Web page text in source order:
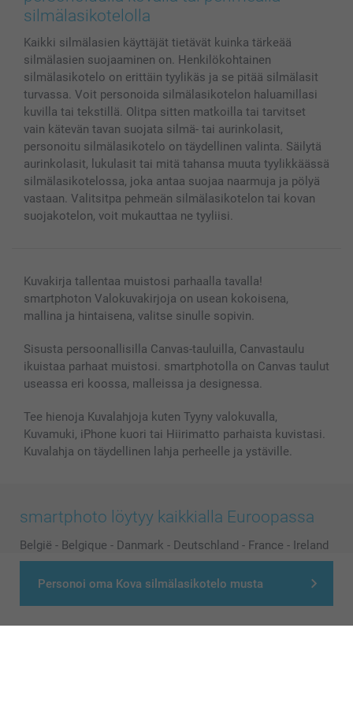
Personoi oma Kova silmälasikotelo musta
MyNameBook
Valokuvakehykset & Lisätarvikkeet
Lahjakortti
Kaikki kuvatuotteet
Ehdot/takuut
Hinnat & maksutavat
silmälasikotelolla
Kaikki silmälasien käyttäjät tietävät kuinka tärkeää
silmälasien suojaaminen on. Henkilökohtainen
silmälasikotelo on erittäin tyylikäs ja se pitää silmälasit
turvassa. Voit personoida silmälasikotelon haluamillasi
kuvilla tai tekstillä. Olitpa sitten matkoilla tai tarvitset
vain kätevän tavan suojata silmä- tai aurinkolasit,
personoitu silmälasikotelo on täydellinen valinta. Säilytä
aurinkolasit, lukulasit tai mitä tahansa muuta tyylikkäässä
silmälasikotelossa, joka antaa suojaa naarmuja ja pölyä
vastaan. Valitsitpa pehmeän silmälasikotelon tai kovan
suojakotelon, voit mukauttaa ne tyyliisi.
Kuvakirja tallentaa muistosi parhaalla tavalla!
smartphoton Valokuvakirjoja on usean kokoisena,
mallina ja hintaisena, valitse sinulle sopivin.
Sisusta persoonallisilla Canvas-tauluilla, Canvastaulu
ikuistaa parhaat muistosi. smartphotolla on Canvas taulut
useassa eri koossa, malleissa ja designessa.
Tee hienoja Kuvalahjoja kuten Tyyny valokuvalla,
Kuvamuki, iPhone kuori tai Hiirimatto parhaista kuvistasi.
Kuvalahja on täydellinen lahja perheelle ja ystäville.
smartphoto löytyy kaikkialla Euroopassa
België - Belgique - Danmark - Deutschland - France - Ireland
- Nederland - Norge - Österreich - Schweiz - Suisse -
Switzerland - Suomi - Sverige - United Kingdom
Other Countries